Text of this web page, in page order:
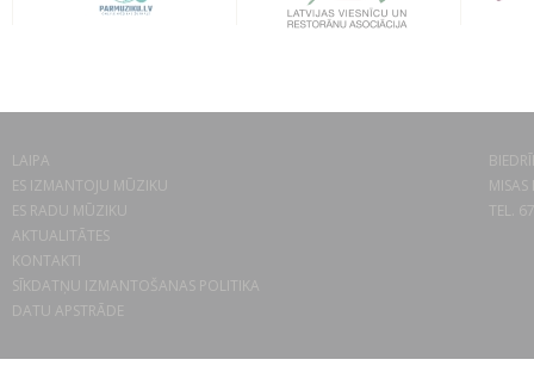
LAIPA
ES IZMANTOJU MŪZIKU
ES RADU MŪZIKU
AKTUALITĀTES
KONTAKTI
SĪKDATŅU IZMANTOŠANAS POLITIKA
DATU APSTRĀDE
TEL.